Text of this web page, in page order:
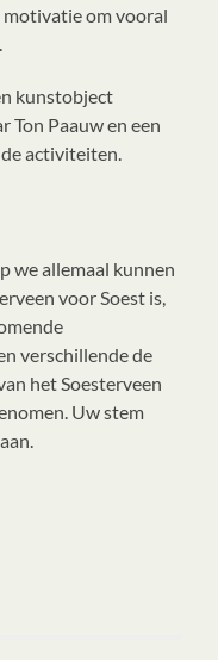
motivatie om vooral
kunstobject
Ton Paauw en een
activiteiten.
we allemaal kunnen
voor Soest is,
verschillende de
het Soesterveen
Uw stem